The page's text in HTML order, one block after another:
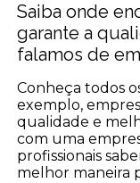
Saiba onde
garante a
falamos de
Conheça todos
exemplo,
qualidade e
com uma
profissionais
melhor maneira